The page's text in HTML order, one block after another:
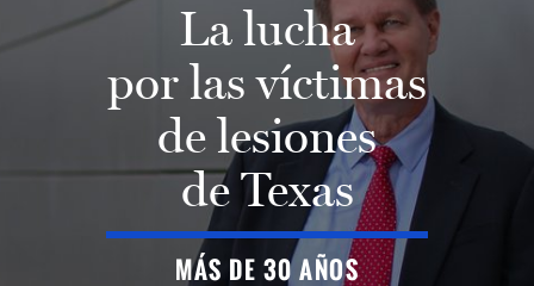
La lucha
por las víctimas
de lesiones
de Texas
MÁS DE 30 AÑOS